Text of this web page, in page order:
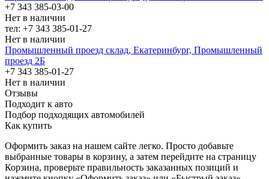
+7 343 385-03-00
Нет в наличии
тел: +7 343 385-01-27
Нет в наличии
Промышленный проезд cклад, Екатеринбург, Промышленный
проезд 2Б
+7 343 385-01-27
Нет в наличии
Отзывы
Подходит к авто
Подбор подходящих автомобилей
Как купить
Оформить заказ на нашем сайте легко. Просто добавьте
выбранные товары в корзину, а затем перейдите на страницу
Корзина, проверьте правильность заказанных позиций и